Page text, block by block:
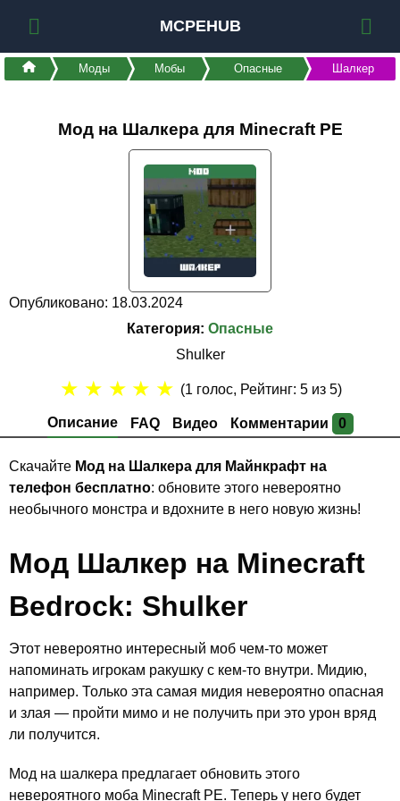
MCPEHUB
Моды Мобы Опасные Шалкер
Мод на Шалкера для Minecraft PE
Опубликовано: 18.03.2024
Категория: Опасные
Shulker
Описание FAQ Видео Комментарии 0
★ ★ ★ ★ ★ (1 голос, Рейтинг:5 из 5)
Скачайте Мод на Шалкера для Майнкрафт на
телефон бесплатно: обновите этого невероятно
необычного монстра и вдохните в него новую жизнь!
Мод Шалкер на Minecraft
Bedrock: Shulker
Этот невероятно интересный моб чем-то может
напоминать игрокам ракушку с кем-то внутри. Мидию,
например. Только эта самая мидия невероятно опасная
и злая — пройти мимо и не получить при это урон вряд
ли получится.
Мод на шалкера предлагает обновить этого
невероятного моба Minecraft PE. Теперь у него будет